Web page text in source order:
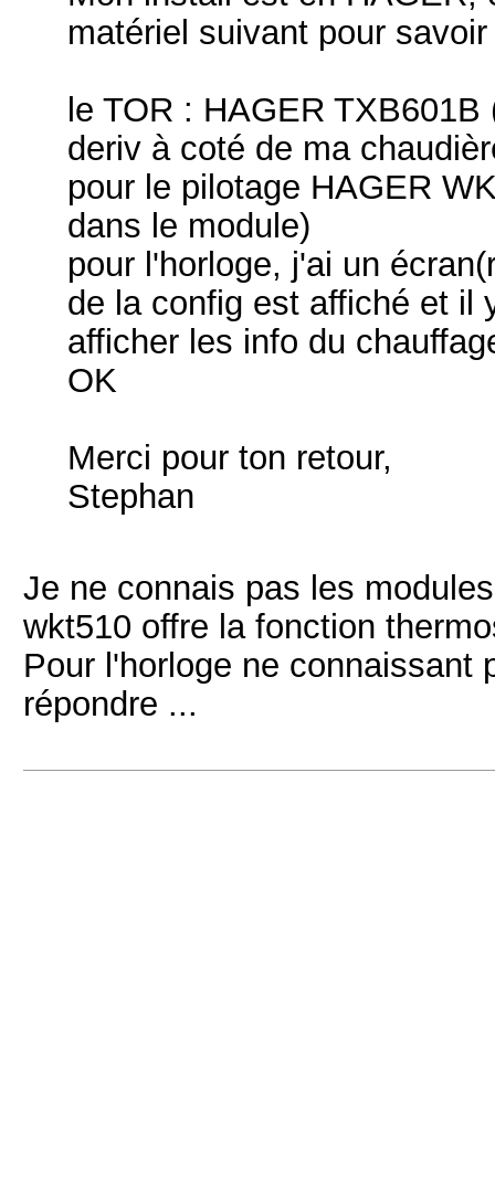
matériel suivant pour
le TOR : HAGER
deriv à coté de ma
pour le pilotage HAGER
dans le module)
pour l'horloge, j'ai un
de la config est affiché et il
afficher les info du
OK
Merci pour ton retour,
Stephan
Je ne connais pas les
wkt510 offre la fonction
Pour l'horloge ne connaissant
répondre ...